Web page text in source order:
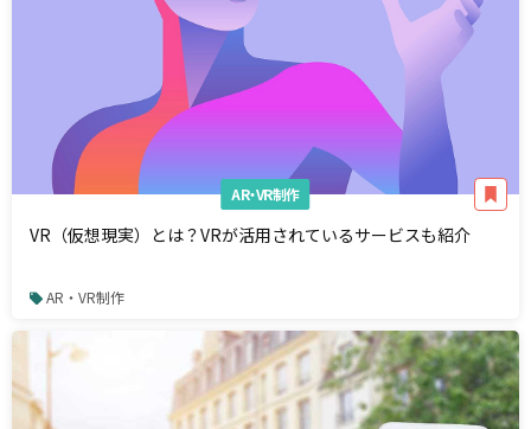
AR・VR制作
VR（仮想現実）とは？VRが活用されているサービスも紹介
AR・VR制作